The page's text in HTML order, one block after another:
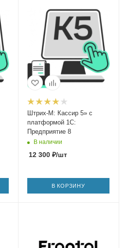
Штрих-М: Кассир 5» с
платформой 1C:
Предприятие 8
В наличии
12 300₽/шт
В КОРЗИНУ